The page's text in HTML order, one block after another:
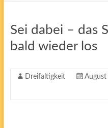
Sei dabei – das
bald wieder los
Dreifaltigkeit